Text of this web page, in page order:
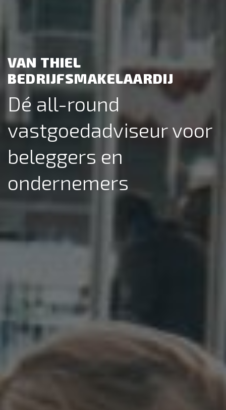
VAN THIEL
BEDRIJFSMAKELAARDIJ
Dé all-round
vastgoedadviseur voor
beleggers en
ondernemers